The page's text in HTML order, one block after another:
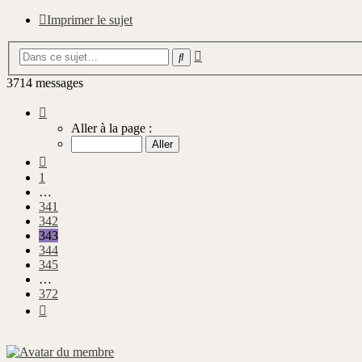
Imprimer le sujet
Rechercher
3714 messages
343
sur
Aller à la page :
1
…
341
342
343
344
345
…
372